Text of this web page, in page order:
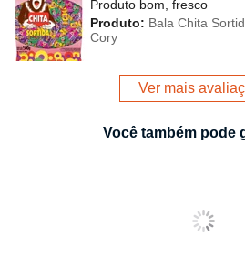
Produto bom, fresco
Produto: Bala Chita
Cory
Ver mais
Você também pode